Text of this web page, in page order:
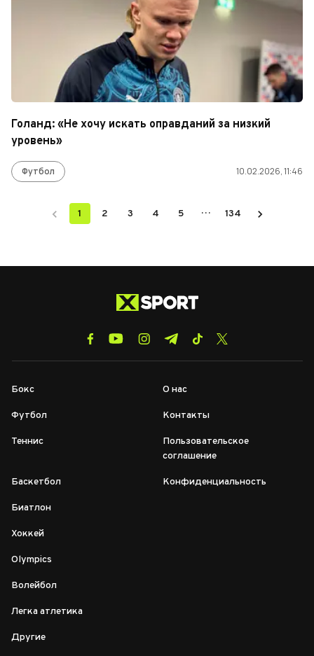
Голанд: «Не хочу искать оправданий за низкий
уровень»
Футбол 10.02.2026, 11:46
1 2 3 4 5 … 134
Бокс
Футбол
Теннис
Баскетбол
Биатлон
Хоккей
Olympics
Волейбол
Легка атлетика
Другие
О нас
Контакты
Пользовательское
соглашение
Конфиденциальность